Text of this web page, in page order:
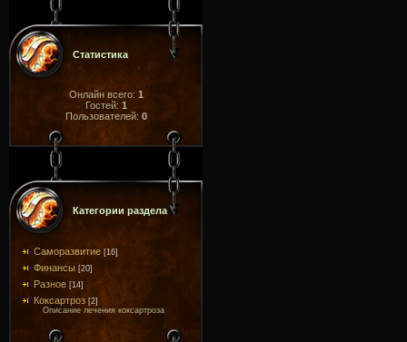
Статистика
Онлайн всего: 1
Гостей: 1
Пользователей: 0
Категории раздела
Саморазвитие [16]
Финансы [20]
Разное [14]
Коксартроз [2]
Описание лечения коксартроза